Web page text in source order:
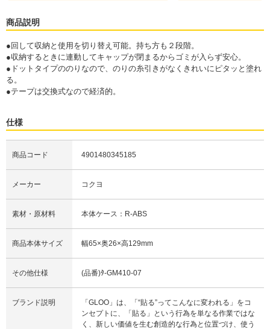
商品説明
●回して収納と使用を切り替え可能。持ち方も２段階。
●収納するときに連動してキャップが閉まるからゴミが入らず安心。
●ドットタイプののりなので、のりの糸引きがなくきれいにピタッと塗れ
る。
●テープは交換式なので経済的。
仕様
商品コード 4901480345185
メーカー コクヨ
素材・原材料 本体ケース：R-ABS
商品本体サイズ 幅65×奥26×高129mm
その他仕様 (品番)ﾀ-GM410-07
ブランド説明
「GLOO」は、「“貼る”ってこんなに変われる」をコ
ンセプトに、「貼る」という行為を単なる作業ではな
く、新しい価値を生む創造的な行為と位置づけ、使う